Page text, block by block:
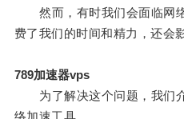
然而，有时我们会面临网
费了我们的时间和精力，还会
789加速器vps
为了解决这个问题，我们